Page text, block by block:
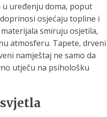
uređenju doma, poput
osjećaju topline i
smiruju osjetila,
atmosferu. Tapete, drveni
namještaj ne samo da
utječu na psihološku